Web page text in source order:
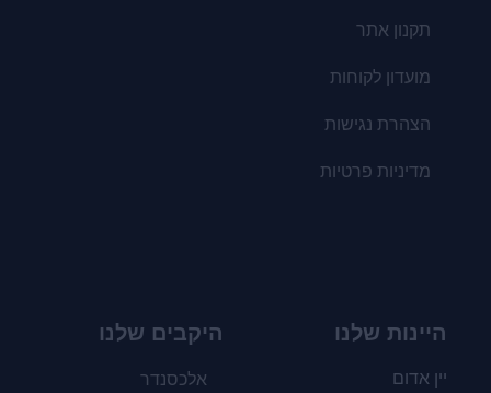
תקנון אתר
מועדון לקוחות
הצהרת נגישות
מדיניות פרטיות
היינות שלנו
יין אדום
היקבים שלנו
אלכסנדר